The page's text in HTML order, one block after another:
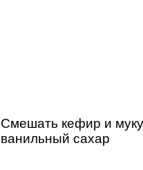
Смешать кефир и
ванильный сахар